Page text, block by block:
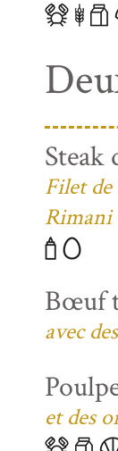
Steak
Filet de
Rimani
Bœuf
avec
et des